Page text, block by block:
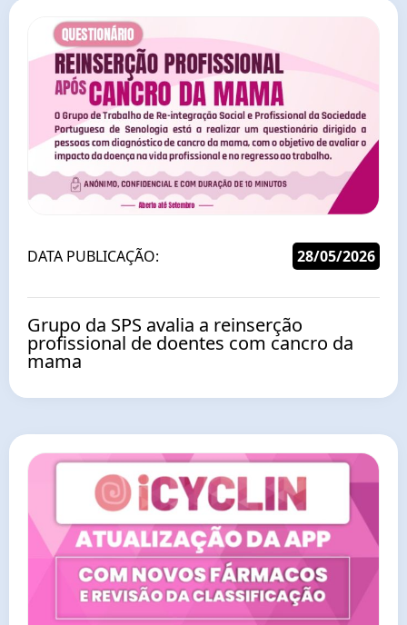
DATA PUBLICAÇÃO: 28/05/2026
Grupo da SPS avalia a reinserção
profissional de doentes com cancro da
mama